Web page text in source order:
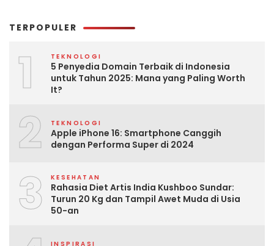
TERPOPULER
1 TEKNOLOGI
5 Penyedia Domain Terbaik di Indonesia
untuk Tahun 2025: Mana yang Paling Worth
It?
2 TEKNOLOGI
Apple iPhone 16: Smartphone Canggih
dengan Performa Super di 2024
3 KESEHATAN
Rahasia Diet Artis India Kushboo Sundar:
Turun 20 Kg dan Tampil Awet Muda di Usia
50-an
INSPIRASI